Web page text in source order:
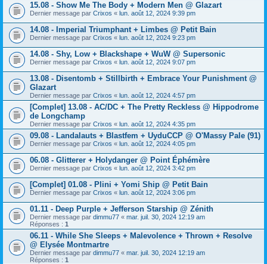
15.08 - Show Me The Body + Modern Men @ Glazart
Dernier message par Crixos « lun. août 12, 2024 9:39 pm
14.08 - Imperial Triumphant + Limbes @ Petit Bain
Dernier message par Crixos « lun. août 12, 2024 9:23 pm
14.08 - Shy, Low + Blackshape + WuW @ Supersonic
Dernier message par Crixos « lun. août 12, 2024 9:07 pm
13.08 - Disentomb + Stillbirth + Embrace Your Punishment @
Glazart
Dernier message par Crixos « lun. août 12, 2024 4:57 pm
[Complet] 13.08 - AC/DC + The Pretty Reckless @ Hippodrome
de Longchamp
Dernier message par Crixos « lun. août 12, 2024 4:35 pm
09.08 - Landalauts + Blastfem + UyduCCP @ O'Massy Pale (91)
Dernier message par Crixos « lun. août 12, 2024 4:05 pm
06.08 - Glitterer + Holydanger @ Point Éphémère
Dernier message par Crixos « lun. août 12, 2024 3:42 pm
[Complet] 01.08 - Plini + Yomi Ship @ Petit Bain
Dernier message par Crixos « lun. août 12, 2024 3:06 pm
01.11 - Deep Purple + Jefferson Starship @ Zénith
Dernier message par dimmu77 « mar. juil. 30, 2024 12:19 am
Réponses : 1
06.11 - While She Sleeps + Malevolence + Thrown + Resolve
@ Elysée Montmartre
Dernier message par dimmu77 « mar. juil. 30, 2024 12:19 am
Réponses : 1